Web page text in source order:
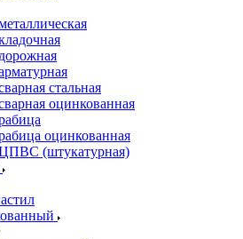
стальная
оцинкованная
оцинкованная
(штукатурная)